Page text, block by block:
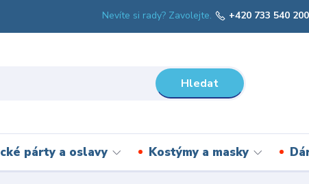
Hledat
Nevíte si rady? Zavolejte. +420 733 540 200
párty a oslavy Kostýmy a masky